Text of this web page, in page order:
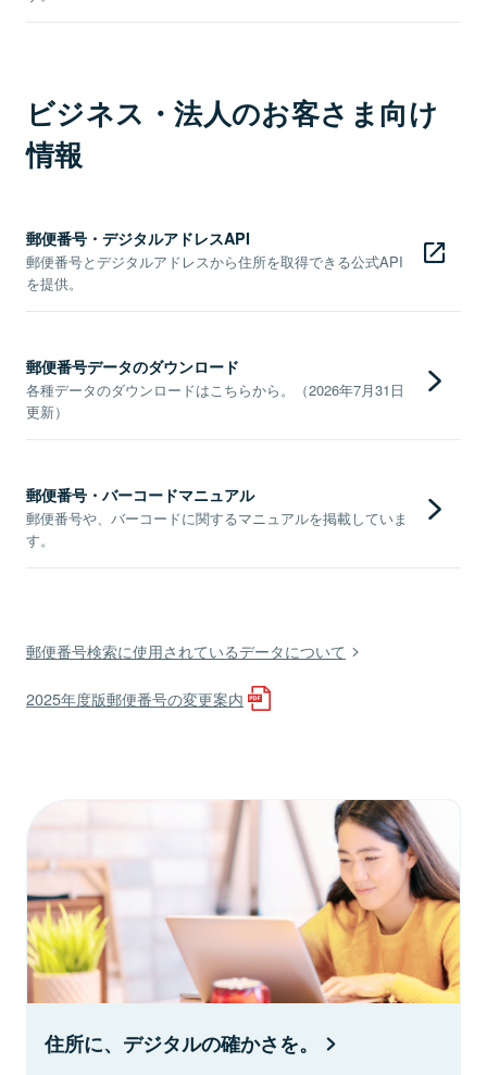
ビジネス・法人のお客さま向け
情報
郵便番号・デジタルアドレスAPI
郵便番号とデジタルアドレスから住所を取得できる公式API
を提供。
郵便番号データのダウンロード
各種データのダウンロードはこちらから。（2026年7月31日
更新）
郵便番号・バーコードマニュアル
郵便番号や、バーコードに関するマニュアルを掲載していま
す。
郵便番号検索に使用されているデータについて
2025年度版郵便番号の変更案内
住所に、デジタルの確かさを。